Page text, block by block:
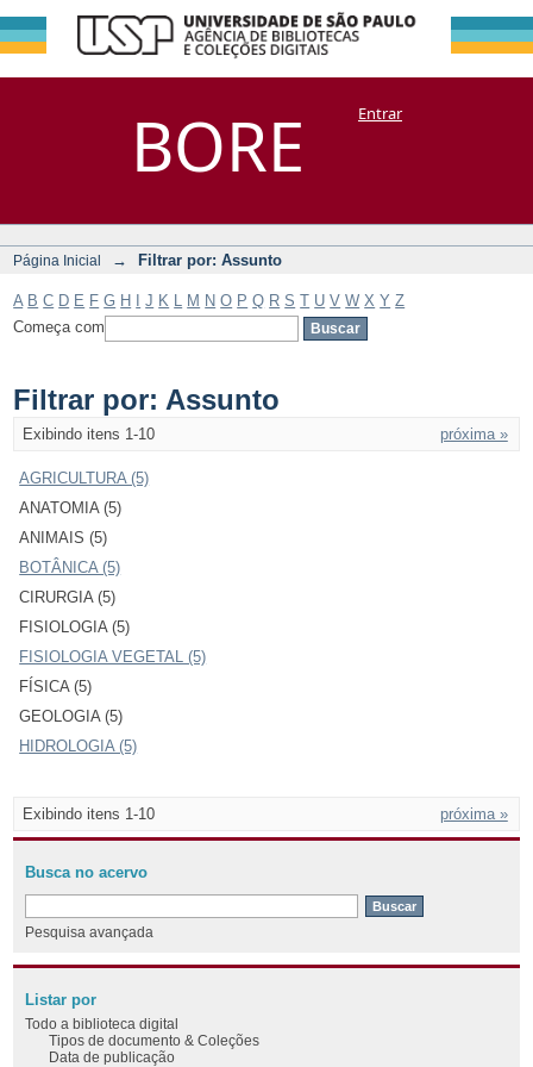
BORE
Filtrar por:
Assunto
DSpace/Manakin + CoriscoEntrar
Página Inicial → Filtrar por: Assunto
A B C D E F G H J K M N O P Q R S T U V W X Y Z
Começa com
Filtrar por: Assunto
Exibindo itens 1-10 próxima »
AGRICULTURA (5)
ANATOMIA (5)
ANIMAIS (5)
BOTÂNICA (5)
CIRURGIA (5)
FISIOLOGIA (5)
FISIOLOGIA VEGETAL (5)
FÍSICA (5)
GEOLOGIA (5)
HIDROLOGIA (5)
Exibindo itens 1-10 próxima »
Busca no acervo
Pesquisa avançada
Listar por
Todo a biblioteca digital
Tipos de documento & Coleções
Data de publicação